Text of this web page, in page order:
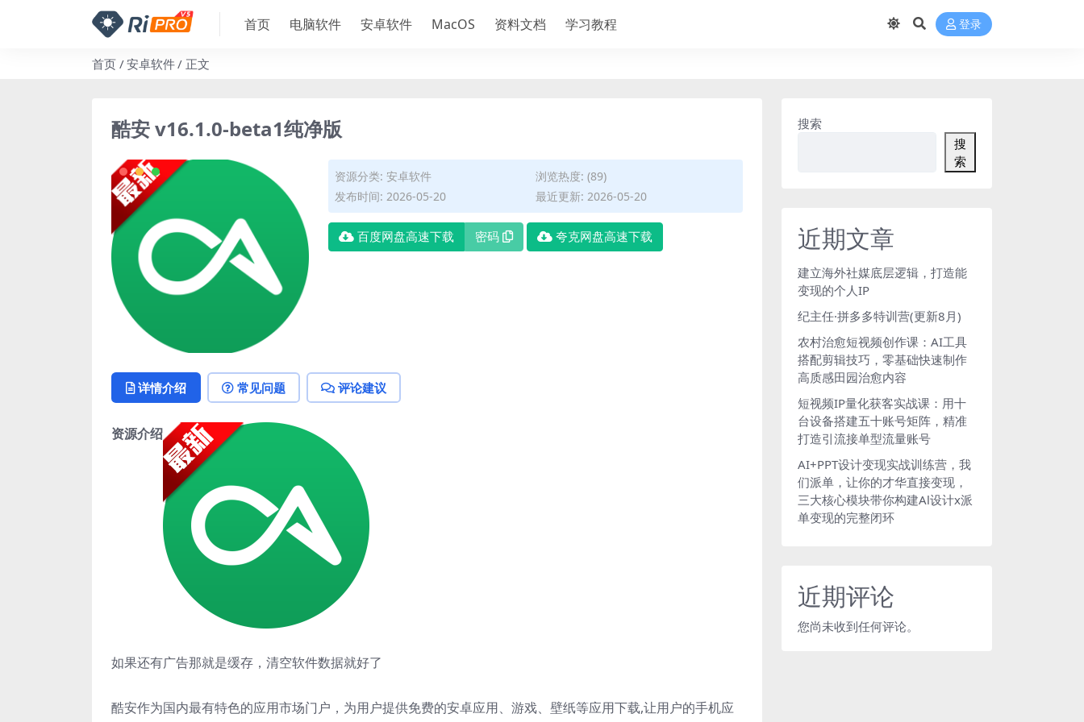
首页 电脑软件 安卓软件 MacOS 资料文档 学习教程 登录
首页 安卓软件 正文
酷安 v16.1.0-beta1纯净版
资源分类: 安卓软件
浏览热度: (89)
发布时间: 2026-05-20
最近更新: 2026-05-20
百度网盘高速下载 密码 夸克网盘高速下载
详情介绍 常见问题 评论建议
资源介绍
如果还有广告那就是缓存，清空软件数据就好了
酷安作为国内最有特色的应用市场门户，为用户提供免费的安卓应用、游戏、壁纸等应用下载,让用户的手机应
搜索
搜
索
近期文章
建立海外社媒底层逻辑，打造能
变现的个人IP
纪主任·拼多多特训营(更新8月)
农村治愈短视频创作课：AI工具
搭配剪辑技巧，零基础快速制作
高质感田园治愈内容
短视频IP量化获客实战课：用十
台设备搭建五十账号矩阵，精准
打造引流接单型流量账号
AI+PPT设计变现实战训练营，我
们派单，让你的才华直接变现，
三大核心模块带你构建Al设计x派
单变现的完整闭环
近期评论
您尚未收到任何评论。